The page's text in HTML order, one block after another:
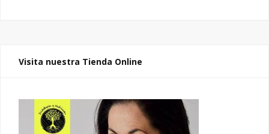
Visita nuestra Tienda Online